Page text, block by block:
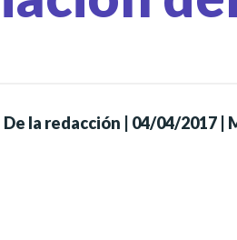
De la redacción 04/04/2017 |